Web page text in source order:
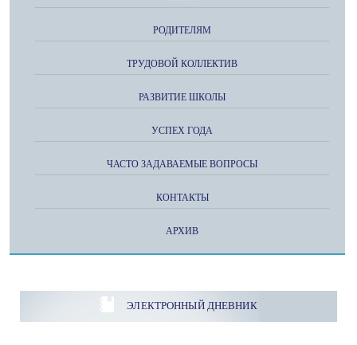
РОДИТЕЛЯМ
ТРУДОВОЙ КОЛЛЕКТИВ
РАЗВИТИЕ ШКОЛЫ
УСПЕХ ГОДА
ЧАСТО ЗАДАВАЕМЫЕ ВОПРОСЫ
КОНТАКТЫ
АРХИВ
ЭЛЕКТРОННЫЙ ДНЕВНИК